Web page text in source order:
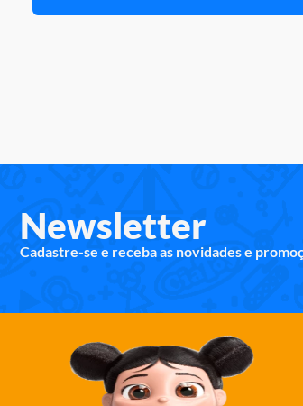
Newsletter
Cadastre-se e receba as novidades e